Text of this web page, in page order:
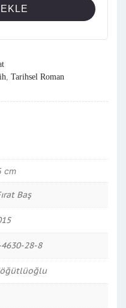
, Tarihsel Roman
cm
Baş
28-8